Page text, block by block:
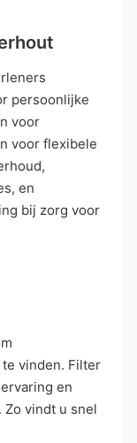
persoonlijke
voor
voor flexibele
en
bij zorg voor
vinden. Filter
en
vindt u snel